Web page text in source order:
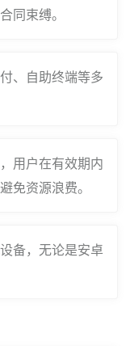
同束缚。
、自助终端等多
用户在有效期内
免资源浪费。
备，无论是安卓